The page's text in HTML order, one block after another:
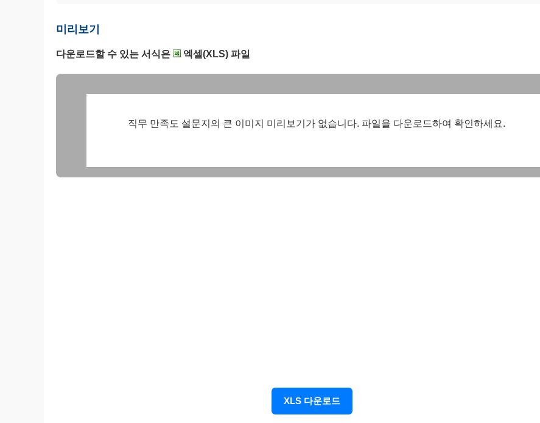
미리보기
다운로드할 수 있는 서식은 엑셀(XLS) 파일
직무 만족도 설문지의 큰 이미지 미리보기가 없습니다. 파일을 다운로드하여 확인하세요.
XLS 다운로드